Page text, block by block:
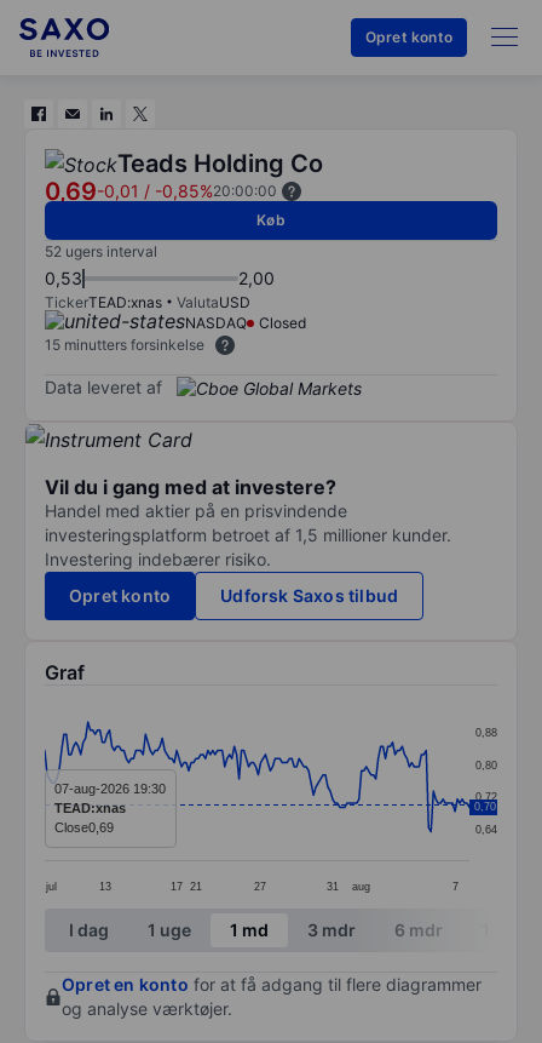
Opret konto
Teads Holding Co
0,69-0,01 / -0,85%20:00:00
Køb
52 ugers interval
0,53 2,00
TickerTEAD:xnas ValutaUSD
NASDAQ
Closed
15 minutters forsinkelse
Data leveret af
Vil du i gang med at investere?
Handel med aktier på en prisvindende
investeringsplatform betroet af 1,5 millioner kunder.
Investering indebærer risiko.
Opret konto
Udforsk Saxos tilbud
Graf
Line chart with 178 data points.
The chart has 1 X axis displaying categories.
The chart has 1 Y axis displaying values. Data
jul 13 17 21 27 31 aug 7
0,64
0,72
0,80
0,88
0,70
07-aug-2026 19:30
TEAD:xnas
Close0,69
End of interactive chart.
I dag 1 uge 1 md 3 mdr 6 mdr
Opret en konto for at få adgang til flere diagrammer
og analyse værktøjer.